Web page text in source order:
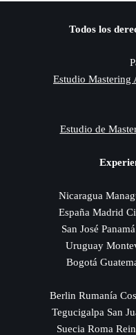
Todos los
Estudio Mastering
Estudio de
Nicaragua
España Madrid
San José
Uruguay
Bogotá
Berlin Rumanía
Tegucigalpa San
Suecia Roma